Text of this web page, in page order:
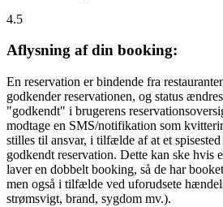
4.5
Aflysning af din booking:
En reservation er bindende fra
godkender reservationen, og status
"godkendt" i brugerens
modtage en SMS/notifikation som
stilles til ansvar, i tilfælde af at et
godkendt reservation. Dette kan ske hvis
laver en dobbelt booking, så de har
men også i tilfælde ved uforudsete
strømsvigt, brand, sygdom mv.).